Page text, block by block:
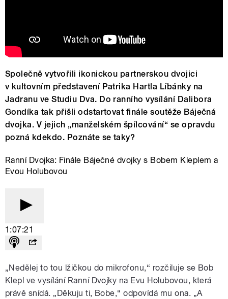
Společně vytvořili ikonickou partnerskou dvojici
v kultovním představení Patrika Hartla Líbánky na
Jadranu ve Studiu Dva. Do ranního vysílání Dalibora
Gondíka tak přišli odstartovat finále soutěže Báječná
dvojka. V jejich „manželském špílcování“ se opravdu
pozná kdekdo. Poznáte se taky?
Ranní Dvojka: Finále Báječné dvojky s Bobem Kleplem a
Evou Holubovou
1:07:21
„Nedělej to tou lžičkou do mikrofonu,“ rozčiluje se Bob
Klepl ve vysílání Ranní Dvojky na Evu Holubovou, která
právě snídá. „Děkuju ti, Bobe,“ odpovídá mu ona. „A